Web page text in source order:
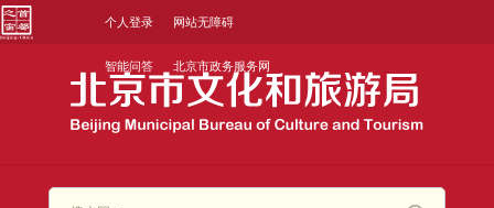
个人登录 网站无障碍
智能问答 北京市政务服务网